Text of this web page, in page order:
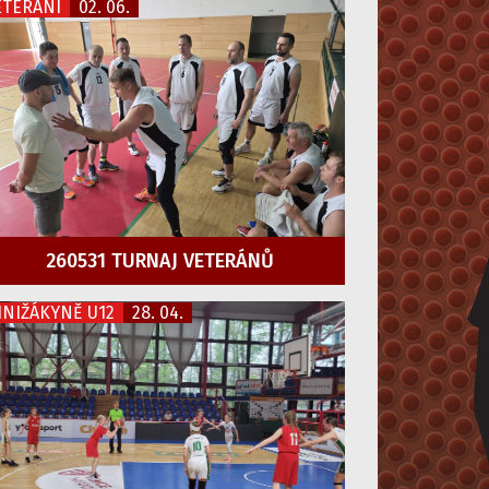
02. 06.
260531 TURNAJ VETERÁNŮ
U12 28. 04.